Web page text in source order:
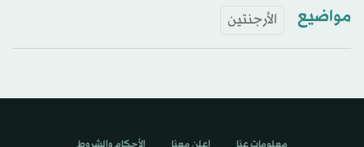
مواضيع الأرجنتين